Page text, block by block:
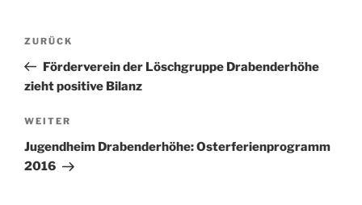
Beitragsnavigation
Vorheriger
Beitrag
ZURÜCK
Förderverein der Löschgruppe Drabenderhöhe
zieht positive Bilanz
Nächster
Beitrag
WEITER
Jugendheim Drabenderhöhe: Osterferienprogramm
2016